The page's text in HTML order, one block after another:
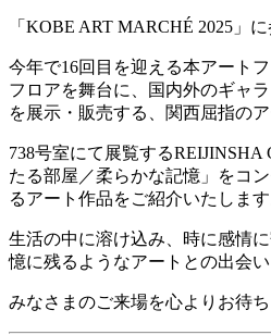
「KOBE ART MARCHÉ 2025」
今年で16回目を迎える本アート
フロアを舞台に、国内外のギャ
を展示・販売する、関西屈指の
738号室にて展覧する
たる部屋／柔らかな記憶」をコ
るアート作品をご紹介いたします
生活の中に溶け込み、時に感情
憶に残るようなアートとの出会
みなさまのご来場を心よりお待ち